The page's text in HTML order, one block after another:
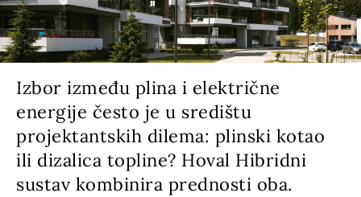
Izbor između plina i električne
energije često je u središtu
projektantskih dilema: plinski kotao
ili dizalica topline? Hoval Hibridni
sustav kombinira prednosti oba.